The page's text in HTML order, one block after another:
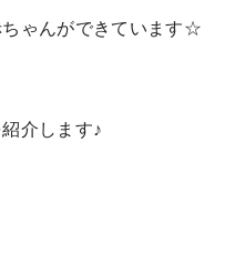
ゃんができています☆
介します♪